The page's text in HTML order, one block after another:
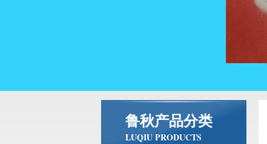
鲁秋产品分类
LUQIU PRODUCTS